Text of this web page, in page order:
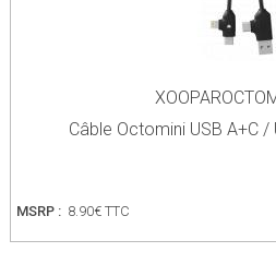
Câble Octomini USB A+C /
MSRP : 8.90€ TTC